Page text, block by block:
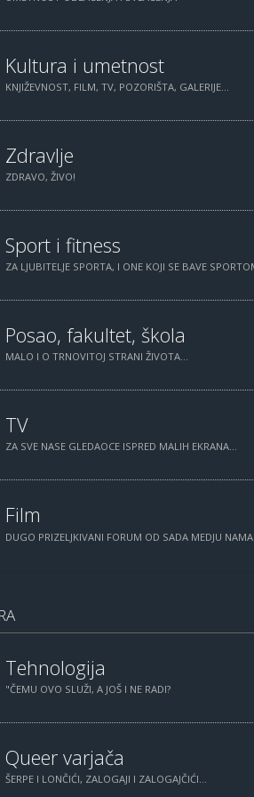
Kultura i umetnost
KNJIŽEVNOST, FILM, TV, POZORIŠTA, GALERIJE...
Zdravlje
ZDRAVO, ŽIVO!
Sport i fitness
ZA LJUBITELJE SPORTA, I ONE KOJI SE BAVE
Posao, fakultet, škola
MALO I O TRNOVITOJ STRANI ŽIVOTA...
TV
ZA SVE NASE GLEDAOCE ISPRED MALIH EKRANA...
Film
DUGO PRIZELJKIVANI FORUM OD SADA MEDJU
Tehnologija
"ČEMU OVO SLUŽI, A JOŠ I NE RADI?
Queer varjača
ŠERPE I LONČIĆI, ZALOGAJI I ZALOGAJČIĆI...